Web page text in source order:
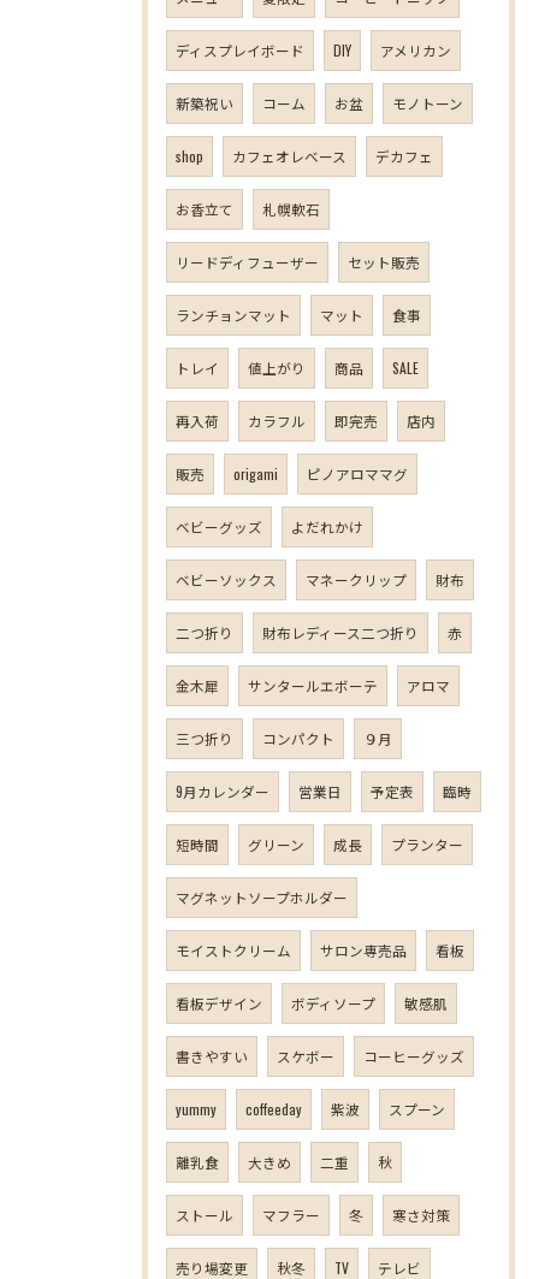
ディスプレイボード DIY アメリカン
新築祝い コーム お盆 モノトーン
shop カフェオレベース デカフェ
お香立て 札幌軟石
リードディフューザー セット販売
ランチョンマット マット 食事
トレイ 値上がり 商品 SALE
再入荷 カラフル 即完売 店内
販売 origami ピノアロママグ
ベビーグッズ よだれかけ
ベビーソックス マネークリップ 財布
二つ折り 財布レディース二つ折り 赤
金木犀 サンタールエボーテ アロマ
三つ折り コンパクト ９月
9月カレンダー 営業日 予定表 臨時
短時間 グリーン 成長 プランター
マグネットソープホルダー
モイストクリーム サロン専売品 看板
看板デザイン ボディソープ 敏感肌
書きやすい スケボー コーヒーグッズ
yummy coffeeday 紫波 スプーン
離乳食 大きめ 二重 秋
ストール マフラー 冬 寒さ対策
売り場変更 秋冬 TV テレビ